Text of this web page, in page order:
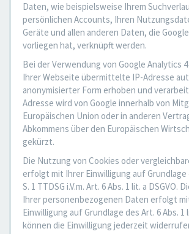
Daten, wie beispielsweise Ihrem
persönlichen Accounts, Ihren
Geräte und allen anderen Daten, die
vorliegen hat, verknüpft werden.
Bei der Verwendung von Google Analytics
Ihrer Webseite übermittelte IP-Adresse
anonymisierter Form erhoben und
Adresse wird von Google innerhalb von
Europäischen Union oder in anderen
Abkommens über den Europäischen
gekürzt.
Die Nutzung von Cookies oder
erfolgt mit Ihrer Einwilligung auf Grundlage
S. 1 TTDSG i.V.m. Art. 6 Abs. 1 lit. a DSGVO.
Ihrer personenbezogenen Daten erfolgt
Einwilligung auf Grundlage des Art. 6 Abs. 1
können die Einwilligung jederzeit